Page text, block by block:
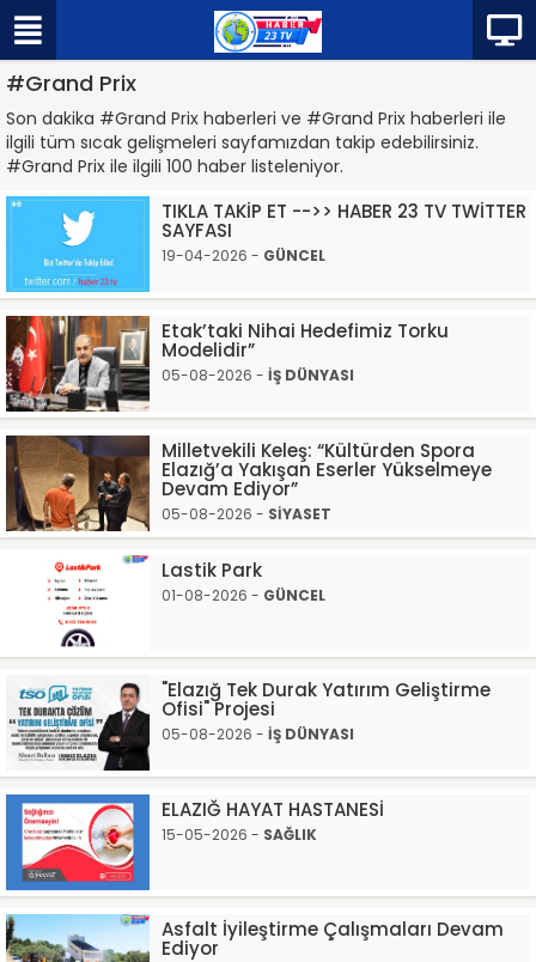
#Grand Prix
Son dakika #Grand Prix haberleri ve #Grand Prix haberleri ile
ilgili tüm sıcak gelişmeleri sayfamızdan takip edebilirsiniz.
#Grand Prix ile ilgili 100 haber listeleniyor.
TIKLA TAKİP ET -->> HABER 23 TV TWİTTER
SAYFASI
19-04-2026 - GÜNCEL
Etak’taki Nihai Hedefimiz Torku
Modelidir”
05-08-2026 - İŞ DÜNYASI
Milletvekili Keleş: “Kültürden Spora
Elazığ’a Yakışan Eserler Yükselmeye
Devam Ediyor”
05-08-2026 - SİYASET
Lastik Park
01-08-2026 - GÜNCEL
"Elazığ Tek Durak Yatırım Geliştirme
Ofisi" Projesi
05-08-2026 - İŞ DÜNYASI
ELAZIĞ HAYAT HASTANESİ
15-05-2026 - SAĞLIK
Asfalt İyileştirme Çalışmaları Devam
Ediyor